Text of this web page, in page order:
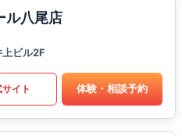
ル八尾店
ビル2F
イト 体験・相談予約